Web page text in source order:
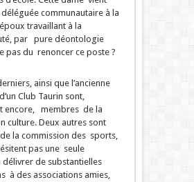
déléguée communautaire à la
époux travaillant à la
par pure déontologie
pas du renoncer ce poste ?
ainsi que l’ancienne
Club Taurin sont,
encore, membres de la
culture. Deux autres sont
la commission des sports,
pas une seule
de substantielles
à des associations amies,